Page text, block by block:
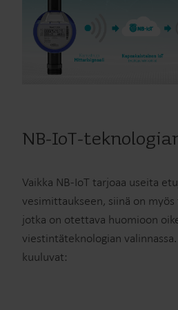
NB-IoT-
Vaikka NB-IoT tarjoaa useita
vesimittaukseen, siinä on
jotka on otettava huomioon
viestintäteknologian
kuuluvat: